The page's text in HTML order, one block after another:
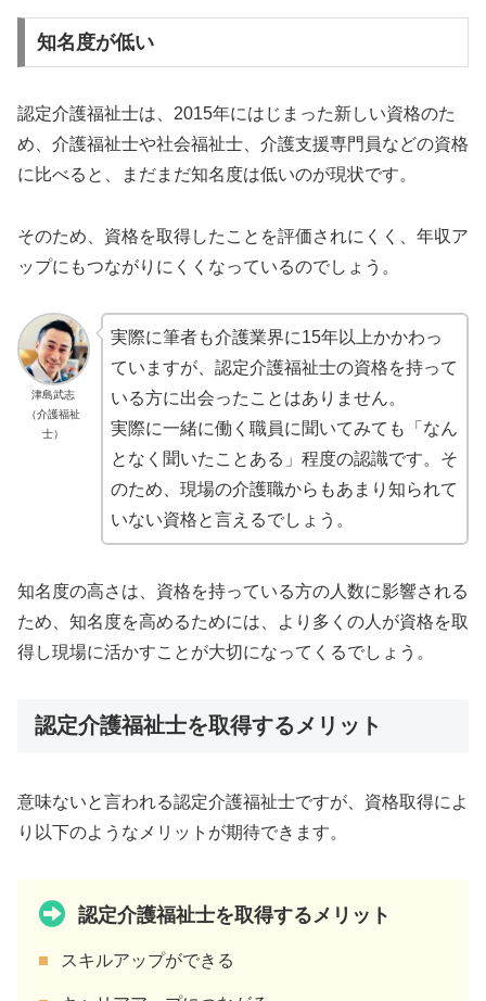
知名度が低い
認定介護福祉士は、2015年にはじまった新しい資格のた
め、介護福祉士や社会福祉士、介護支援専門員などの資格
に比べると、まだまだ知名度は低いのが現状です。
そのため、資格を取得したことを評価されにくく、年収ア
ップにもつながりにくくなっているのでしょう。
津島武志
（介護福祉
士）
実際に筆者も介護業界に15年以上かかわっ
ていますが、認定介護福祉士の資格を持って
いる方に出会ったことはありません。
実際に一緒に働く職員に聞いてみても「なん
となく聞いたことある」程度の認識です。そ
のため、現場の介護職からもあまり知られて
いない資格と言えるでしょう。
知名度の高さは、資格を持っている方の人数に影響される
ため、知名度を高めるためには、より多くの人が資格を取
得し現場に活かすことが大切になってくるでしょう。
認定介護福祉士を取得するメリット
意味ないと言われる認定介護福祉士ですが、資格取得によ
り以下のようなメリットが期待できます。
認定介護福祉士を取得するメリット
スキルアップができる